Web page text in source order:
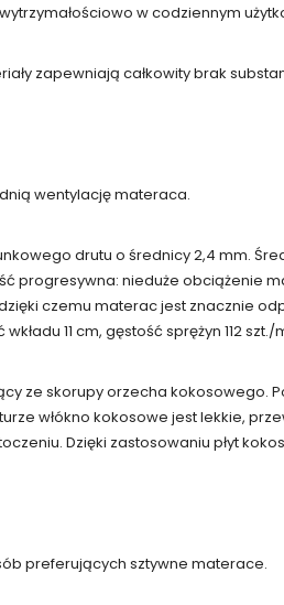
w codziennym
zapewniają całkowity brak
wentylację materaca.
drutu o średnicy 2,4 mm.
progresywna: nieduże obciążenie
czemu materac jest znacznie
11 cm, gęstość sprężyn 112 szt./
ze skorupy orzecha kokosowego.
włókno kokosowe jest lekkie,
Dzięki zastosowaniu płyt
preferujących sztywne materace.